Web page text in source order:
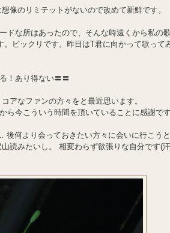
像のリミテットがないので改めて新鮮です。
ドな所はあったので、そんな時遠くから私の
ビックリです。昨日はT君に向かって歌って
！あり得ない〓〓
アなファンの方々をと最近思います。
今こういう時間を頂いていることに感謝です
後何より会っておきたい方々に会いに行こう
読みたいし。 相変わらず欲張りな自分です(